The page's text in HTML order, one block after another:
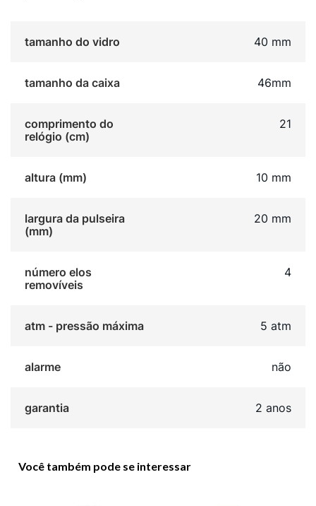
tamanho do vidro 40 mm
tamanho da caixa 46mm
comprimento do
relógio (cm)
21
altura (mm) 10 mm
largura da pulseira
(mm)
20 mm
número elos
removíveis
4
atm - pressão máxima 5 atm
alarme não
garantia 2 anos
Você também pode se interessar